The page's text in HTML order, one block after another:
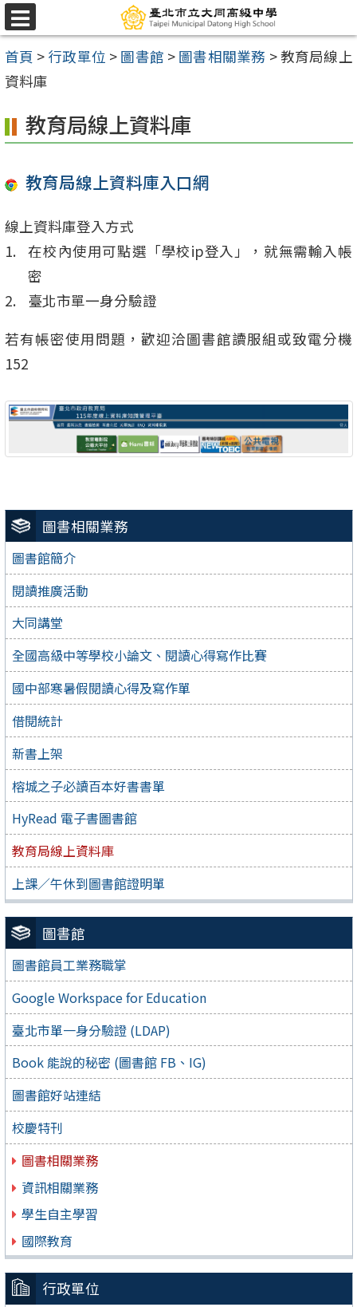
跳
至
主
要
容
選
單
首頁 > 行政單位 > 圖書館 > 圖書相關業務 >教育局線上
資料庫
圖書相關業務
圖書館簡介
閱讀推廣活動
大同講堂
全國高級中等學校小論文、閱讀心得寫作比賽
國中部寒暑假閱讀心得及寫作單
借閱統計
新書上架
榕城之子必讀百本好書書單
HyRead 電子書圖書館
教育局線上資料庫
上課／午休到圖書館證明單
圖書館
圖書館員工業務職掌
Google Workspace for Education
臺北市單一身分驗證 (LDAP)
Book 能說的秘密 (圖書館 FB、IG)
圖書館好站連結
校慶特刊
圖書相關業務
資訊相關業務
學生自主學習
國際教育
行政單位
教育局線上資料庫
教育局線上資料庫入口網
線上資料庫登入方式
在校內使用可點選「學校ip登入」，就無需輸入帳
密
臺北市單一身分驗證
若有帳密使用問題，歡迎洽圖書館讀服組或致電分機
152